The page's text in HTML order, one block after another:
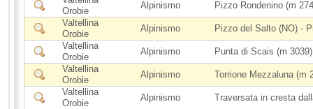
Orobie
Alpinismo
Pizzo Rondenino (m
Valtellina
Orobie
Alpinismo
Pizzo del Salto (NO) -
Valtellina
Orobie
Alpinismo
Punta di Scais (m 3039)
Valtellina
Orobie
Alpinismo
Torrione Mezzaluna (m
Valtellina
Orobie
Alpinismo
Traversata in cresta